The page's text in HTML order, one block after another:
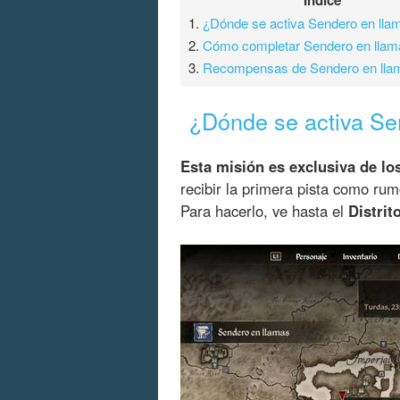
1. ¿Dónde se activa Sendero en
2.Cómo completar Sendero en
3. Recompensas de Sendero en
¿Dónde se activa
Esta misión es exclusiva de
recibir la primera pista como
Para hacerlo, ve hasta el